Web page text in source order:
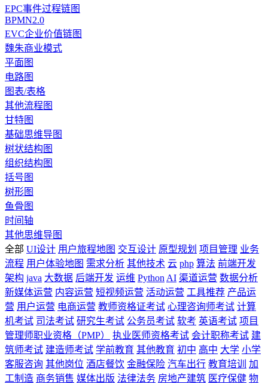
EPC事件过程链图
BPMN2.0
EVC企业价值链图
魏朱商业模式
平面图
电路图
图表/表格
其他流程图
甘特图
基础思维导图
树状结构图
组织结构图
括号图
树形图
鱼骨图
时间轴
其他思维导图
全部 UI设计 用户旅程地图 交互设计 原型规划 项目管理 业务
流程 用户体验地图 需求分析 其他技术 云 php 算法 前端开发
架构 java 大数据 后端开发 运维 Python AI 渠道运营 数据分析
新媒体运营 内容运营 短视频运营 活动运营 工具推荐 产品运
营 用户运营 电商运营 教师资格证考试 心理咨询师考试 计算
机考试 司法考试 研究生考试 公务员考试 软考 英语考试 项目
管理师职业资格（PMP）
执业医师资格考试 会计职称考试 建
筑师考试 建造师考试 学前教育 其他教育 初中 高中 大学 小学
客服咨询 其他岗位 酒店餐饮 金融保险 汽车出行 教育培训
加
工制造 商务销售 媒体出版 法律法务 房地产建筑 医疗保健 物